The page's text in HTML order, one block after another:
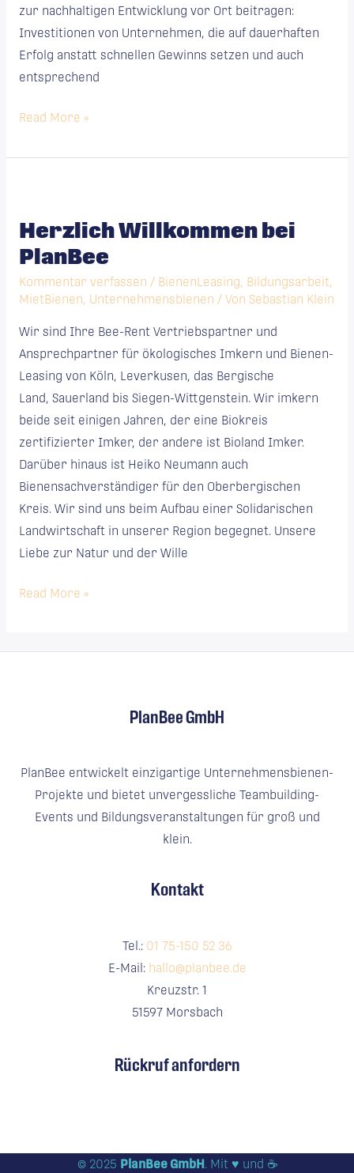
zur nachhaltigen Entwicklung vor Ort beitragen:
Investitionen von Unternehmen, die auf dauerhaften
Erfolg anstatt schnellen Gewinns setzen und auch
entsprechend
Read More »
Herzlich Willkommen bei
PlanBee
Kommentar verfassen / BienenLeasing, Bildungsarbeit,
MietBienen, Unternehmensbienen / Von Sebastian Klein
Wir sind Ihre Bee-Rent Vertriebspartner und
Ansprechpartner für ökologisches Imkern und Bienen-
Leasing von Köln, Leverkusen, das Bergische
Land, Sauerland bis Siegen-Wittgenstein. Wir imkern
beide seit einigen Jahren, der eine Biokreis
zertifizierter Imker, der andere ist Bioland Imker.
Darüber hinaus ist Heiko Neumann auch
Bienensachverständiger für den Oberbergischen
Kreis. Wir sind uns beim Aufbau einer Solidarischen
Landwirtschaft in unserer Region begegnet. Unsere
Liebe zur Natur und der Wille
bei
PlanBee
Read More »
PlanBee GmbH
PlanBee entwickelt einzigartige Unternehmensbienen-
Projekte und bietet unvergessliche Teambuilding-
Events und Bildungsveranstaltungen für groß und
klein.
Kontakt
Tel.: 01 75-150 52 36
E-Mail: hallo@planbee.de
Kreuzstr. 1
51597 Morsbach
Rückruf anfordern
© 2025 PlanBee GmbH. Mit ♥ und ☕